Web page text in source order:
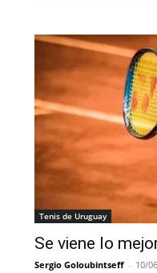
Tenis de Uruguay
Se viene lo
Sergio Goloubintseff - 10/